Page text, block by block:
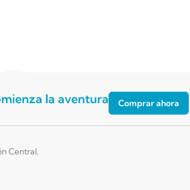
la aventura Comprar ahora
Central,